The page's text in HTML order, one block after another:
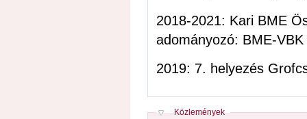
2018-2021: Kari BME
adományozó: BME-
2019: 7. helyezés
Elrejt
Közlemények